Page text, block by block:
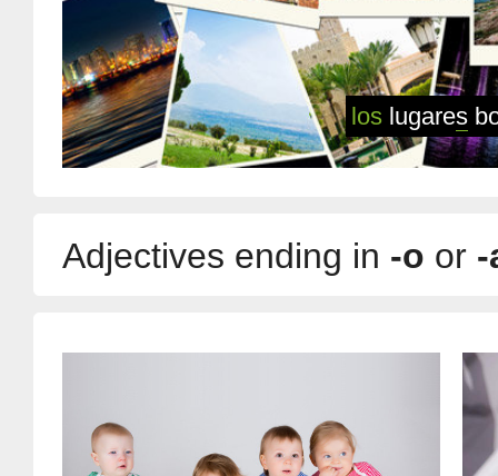
los lugares
Adjectives ending in -o or -